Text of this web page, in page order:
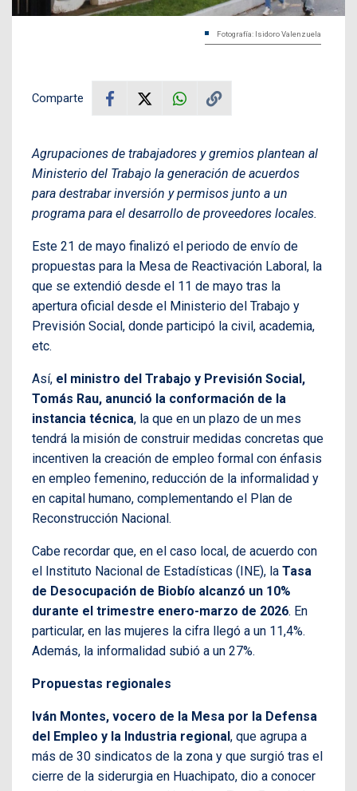
Fotografía: Isidoro Valenzuela
Comparte
Agrupaciones de trabajadores y gremios plantean al
Ministerio del Trabajo la generación de acuerdos
para destrabar inversión y permisos junto a un
programa para el desarrollo de proveedores locales.
Este 21 de mayo finalizó el periodo de envío de
propuestas para la Mesa de Reactivación Laboral, la
que se extendió desde el 11 de mayo tras la
apertura oficial desde el Ministerio del Trabajo y
Previsión Social, donde participó la civil, academia,
etc.
Así, el ministro del Trabajo y Previsión Social,
Tomás Rau, anunció la conformación de la
instancia técnica, la que en un plazo de un mes
tendrá la misión de construir medidas concretas que
incentiven la creación de empleo formal con énfasis
en empleo femenino, reducción de la informalidad y
en capital humano, complementando el Plan de
Reconstrucción Nacional.
Cabe recordar que, en el caso local, de acuerdo con
el Instituto Nacional de Estadísticas (INE), la Tasa
de Desocupación de Biobío alcanzó un 10%
durante el trimestre enero-marzo de 2026. En
particular, en las mujeres la cifra llegó a un 11,4%.
Además, la informalidad subió a un 27%.
Propuestas regionales
Iván Montes, vocero de la Mesa por la Defensa
del Empleo y la Industria regional , que agrupa a
más de 30 sindicatos de la zona y que surgió tras el
cierre de la siderurgia en Huachipato, dio a conocer